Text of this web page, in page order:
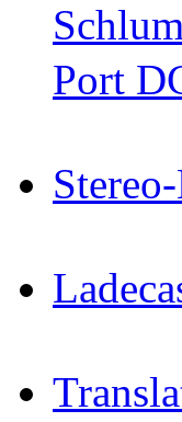
Port